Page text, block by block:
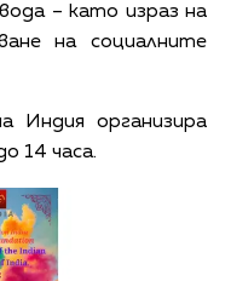
– като израз на
на социалните
организира
14 часа.